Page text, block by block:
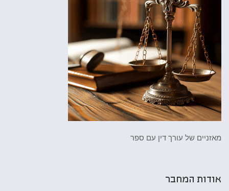
מאזניים של עורך דין עם ספר
אודות המחבר